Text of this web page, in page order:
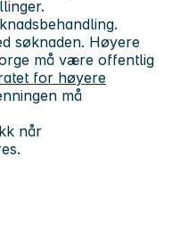
søknaden. Høyere
må være offentlig
for høyere
må
når